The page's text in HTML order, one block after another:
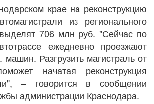
крае на реконструкцию
из регионального
706 млн руб. "Сейчас по
ежедневно проезжают
машин. Разгрузить магистраль от
начатая реконструкция
– говорится в сообщении
администрации Краснодара.